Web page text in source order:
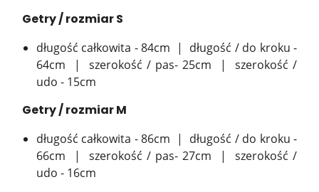
Getry / rozmiar S
długość całkowita - 84cm | długość / do kroku -
64cm | szerokość / pas- 25cm | szerokość /
udo - 15cm
Getry / rozmiar M
długość całkowita - 86cm | długość / do kroku -
66cm | szerokość / pas- 27cm | szerokość /
udo - 16cm